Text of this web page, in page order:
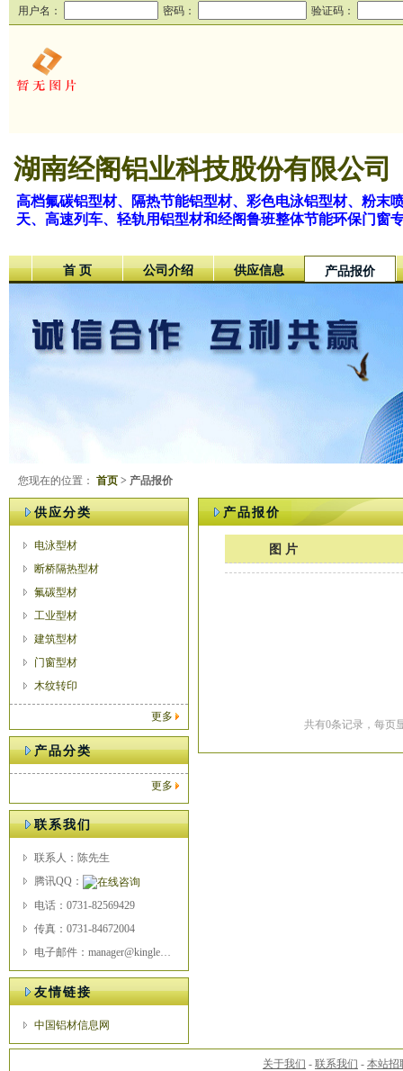
用户名： 密码： 验证码：
湖南经阁铝业科技股份有限公司
高档氟碳铝型材、隔热节能铝型材、彩色电泳铝型材、粉末
天、高速列车、轻轨用铝型材和经阁鲁班整体节能环保门窗
首 页 公司介绍 供应信息 产品报价
您现在的位置： 首页 > 产品报价
供应分类
电泳型材
断桥隔热型材
氟碳型材
工业型材
建筑型材
门窗型材
木纹转印
更多
产品分类
更多
联系我们
联系人：陈先生
腾讯QQ：
电话：0731-82569429
传真：0731-84672004
电子邮件：manager@kingle.com
友情链接
中国铝材信息网
产品报价
图 片
共有0条记录，每页
关于我们 - 联系我们 - 本站招